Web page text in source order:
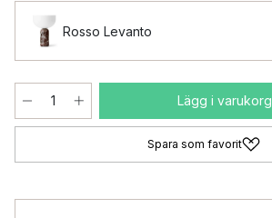
Rosso Levanto
Lägg i varukorg
Spara som favorit